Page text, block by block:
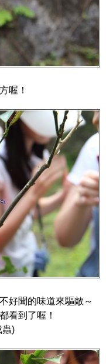
喔！
好聞的味道來驅敵～
看到了喔！
)